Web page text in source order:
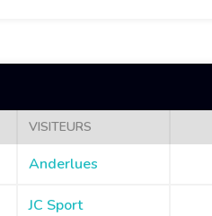
VISITEURS
Anderlues
JC Sport